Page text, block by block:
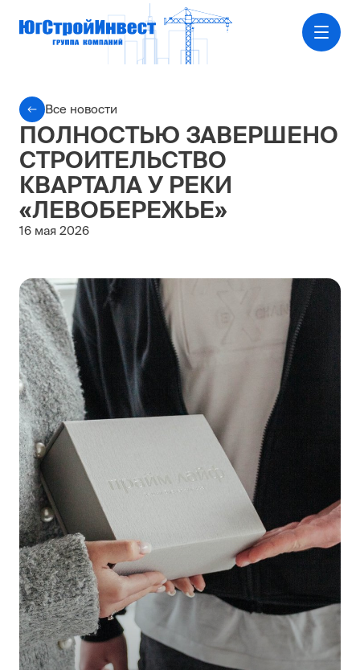
Все новости
ПОЛНОСТЬЮ ЗАВЕРШЕНО
СТРОИТЕЛЬСТВО
КВАРТАЛА У РЕКИ
«ЛЕВОБЕРЕЖЬЕ»
16 мая 2026